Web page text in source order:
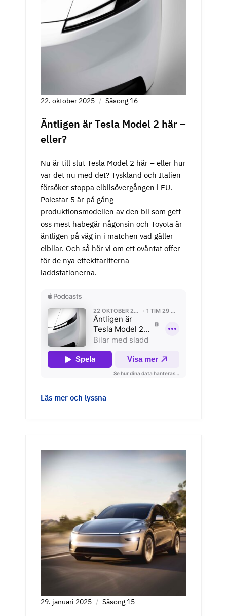
22. oktober 2025 Säsong 16
Äntligen är Tesla Model 2 här –
eller?
Nu är till slut Tesla Model 2 här – eller hur
var det nu med det? Tyskland och Italien
försöker stoppa elbilsövergången i EU.
Polestar 5 är på gång –
produktionsmodellen av den bil som gett
oss mest habegär någonsin och Toyota är
äntligen på väg in i matchen vad gäller
elbilar. Och så hör vi om ett oväntat offer
för de nya effekttarifferna –
laddstationerna.
Läs mer och lyssna
29. januari 2025 Säsong 15